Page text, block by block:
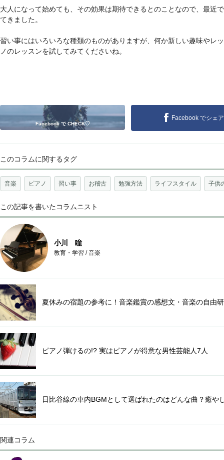
大人になって始めても、その効果は期待できるとのことなので、最近
てきました。
習い事にはいろいろな種類のものがありますが、何か新しい趣味やレ
ノのレッスンを試してみてくださいね。
Facebook で CHECK♡
Facebook でシェア
このコラムに関するタグ
音楽 ピアノ 習い事 お稽古 勉強方法 ライフスタイル 子供
この記事を書いたコラムニスト
小川 瞳
教育・学習 /音楽
夏休みの宿題の参考に！音楽鑑賞の感想文・音楽の自由
ピアノ弾けるの!? 実はピアノが得意な男性芸能人7人
日比谷線の車内BGMとして選ばれたのはどんな曲？癒や
関連コラム